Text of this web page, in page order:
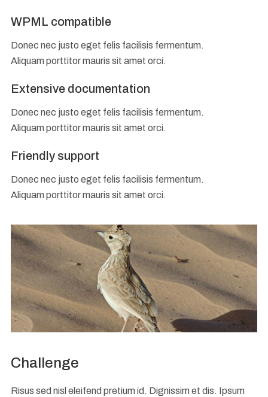
WPML compatible
Donec nec justo eget felis facilisis fermentum.
Aliquam porttitor mauris sit amet orci.
Extensive documentation
Donec nec justo eget felis facilisis fermentum.
Aliquam porttitor mauris sit amet orci.
Friendly support
Donec nec justo eget felis facilisis fermentum.
Aliquam porttitor mauris sit amet orci.
Challenge
Risus sed nisl eleifend pretium id. Dignissim et dis. Ipsum